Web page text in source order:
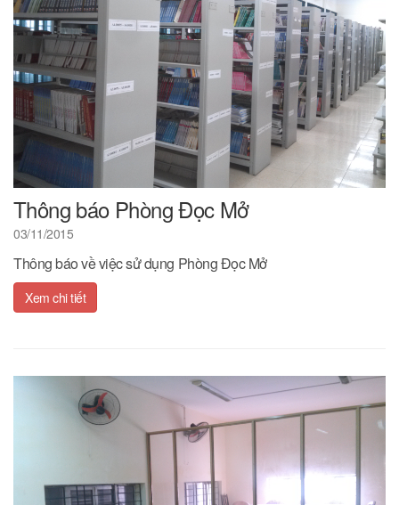
Thông báo Phòng Đọc Mở
03/11/2015
Thông báo về việc sử dụng Phòng Đọc Mở
Xem chi tiết